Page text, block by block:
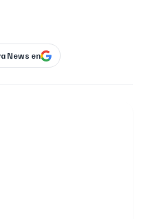
News en